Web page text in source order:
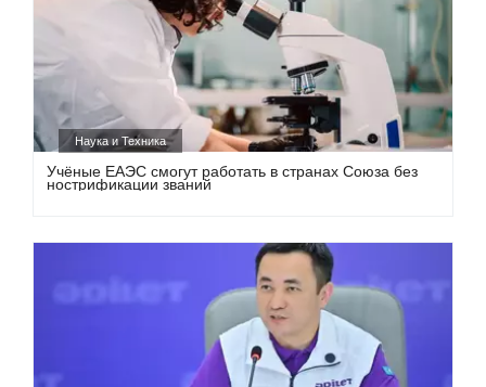
Наука и Техника
Учёные ЕАЭС смогут работать в странах Союза без
нострификации званий